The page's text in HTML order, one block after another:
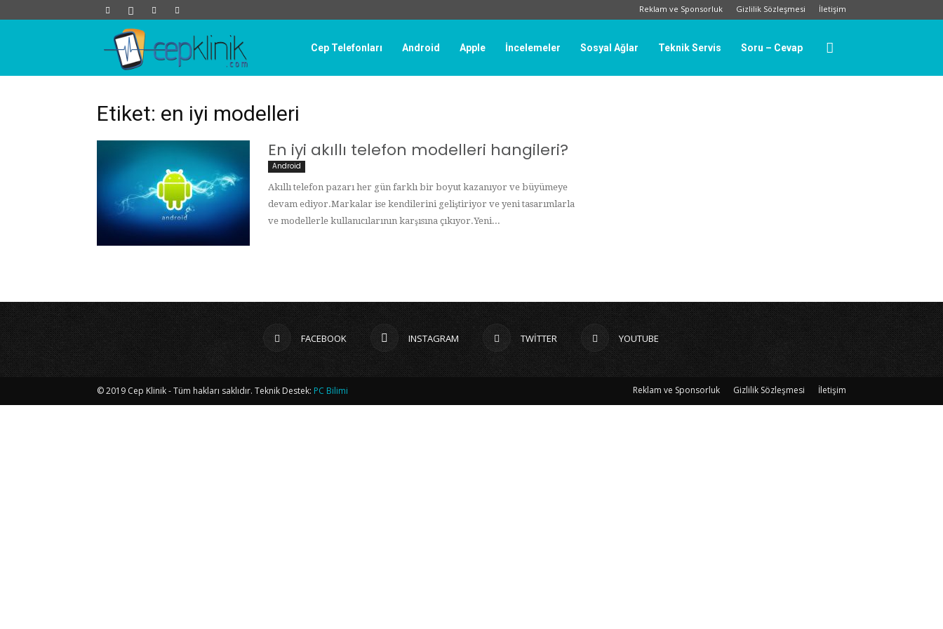
Reklam ve Sponsorluk Gizlilik Sözleşmesi İletişim
Klinik
Cep Telefonları Android Apple İncelemeler Sosyal Ağlar Teknik Servis Soru – Cevap
Etiket: en iyi modelleri
En iyi akıllı telefon modelleri hangileri?
Android
Akıllı telefon pazarı her gün farklı bir boyut kazanıyor ve büyümeye
devam ediyor.Markalar ise kendilerini geliştiriyor ve yeni tasarımlarla
ve modellerle kullanıcılarının karşısına çıkıyor.Yeni...
FACEBOOK INSTAGRAM TWITTER YOUTUBE
Reklam ve Sponsorluk Gizlilik Sözleşmesi İletişim
© 2019 Cep Klinik - Tüm hakları saklıdır. Teknik Destek: PC Bilimi